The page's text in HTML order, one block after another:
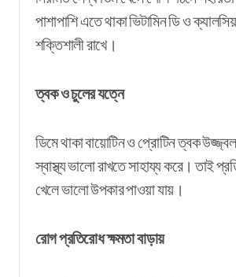
পাশাপাশি এতে থাকা ভিটামিন ডি ও
শক্তিশালী রাখে।
ত্বক ও চুলের যত্নে
ডিমে থাকা বায়োটিন ও প্রোটিন ত্বক
স্বাস্থ্য ভালো রাখতে সাহায্য করে। তাই
খেলে ভালো উপকার পাওয়া যায়।
রোগ প্রতিরোধ ক্ষমতা বাড়ায়